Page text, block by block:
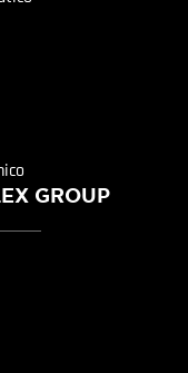
GROUP